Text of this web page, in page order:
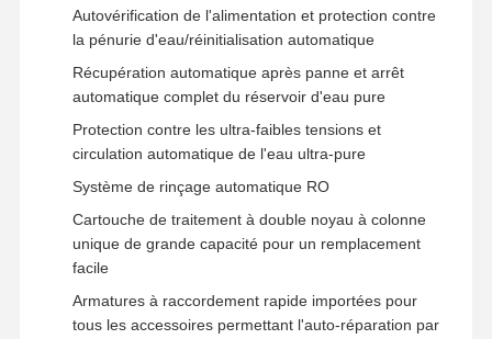
Système d'eau RO ultra pur
Machine désionisée de l'eau
Consommables pour la purification de l'eau
Accessoires du système de purification de l'eau
Autovérification de l'alimentation et protection contre
la pénurie d'eau/réinitialisation automatique
Récupération automatique après panne et arrêt
automatique complet du réservoir d'eau pure
Protection contre les ultra-faibles tensions et
circulation automatique de l'eau ultra-pure
Système de rinçage automatique RO
Cartouche de traitement à double noyau à colonne
unique de grande capacité pour un remplacement
facile
Armatures à raccordement rapide importées pour
tous les accessoires permettant l'auto-réparation par